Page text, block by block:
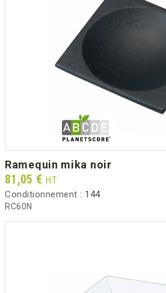
ramequin mika noir
Prix
81,05 € HT
Conditionnement : 144
RC60N